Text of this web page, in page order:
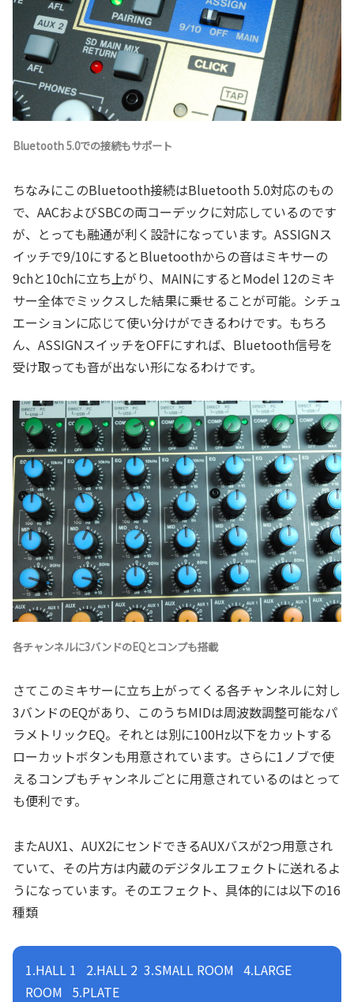
Bluetooth 5.0での接続もサポート
ちなみにこのBluetooth接続はBluetooth 5.0対応のもの
で、AACおよびSBCの両コーデックに対応しているのです
が、とっても融通が利く設計になっています。ASSIGNス
イッチで9/10にするとBluetoothからの音はミキサーの
9chと10chに立ち上がり、MAINにするとModel 12のミキ
サー全体でミックスした結果に乗せることが可能。シチュ
エーションに応じて使い分けができるわけです。もちろ
ん、ASSIGNスイッチをOFFにすれば、Bluetooth信号を
受け取っても音が出ない形になるわけです。
各チャンネルに3バンドのEQとコンプも搭載
さてこのミキサーに立ち上がってくる各チャンネルに対し
3バンドのEQがあり、このうちMIDは周波数調整可能なパ
ラメトリックEQ。それとは別に100Hz以下をカットする
ローカットボタンも用意されています。さらに1ノブで使
えるコンプもチャンネルごとに用意されているのはとって
も便利です。
またAUX1、AUX2にセンドできるAUXバスが2つ用意され
ていて、その片方は内蔵のデジタルエフェクトに送れるよ
うになっています。そのエフェクト、具体的には以下の16
種類
1.HALL 1 2.HALL 2 3.SMALL ROOM 4.LARGE
ROOM 5.PLATE